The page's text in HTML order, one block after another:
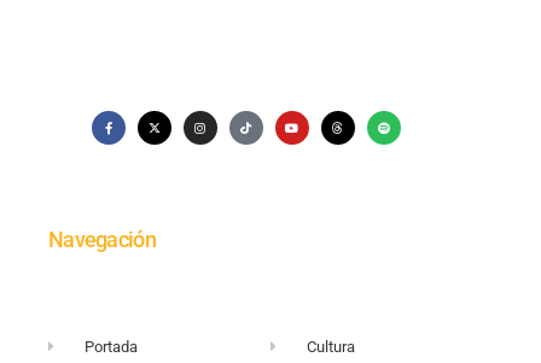
Navegación
Portada Cultura